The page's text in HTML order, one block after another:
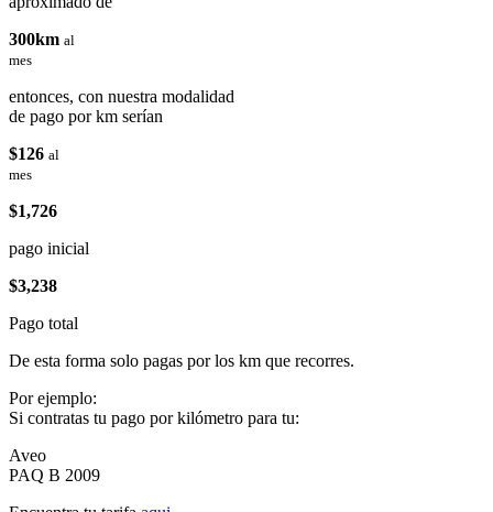
300km al
mes
entonces, con nuestra modalidad
de pago por km serían
$126 al
mes
$1,726
pago inicial
$3,238
Pago total
De esta forma solo pagas por los km que recorres.
Por ejemplo:
Si contratas tu pago por kilómetro para tu:
Aveo
PAQ B 2009